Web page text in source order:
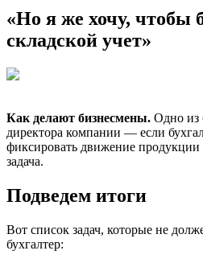
«Но я же хочу, чтобы
складской учет»
Как делают бизнесмены. Одно из
директора компании — если
фиксировать движение
задача.
Подведем итоги
Вот список задач, которые не
бухгалтер: